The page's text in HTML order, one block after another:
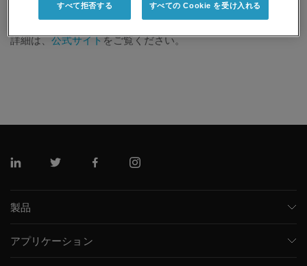
詳細は、公式サイトをご覧ください。
リンクトインツイッターフェイスブックインスタグラム
製品
キャピラリー電気泳動機器
アプリケーション
すべて拒否する すべての Cookie を受け入れる